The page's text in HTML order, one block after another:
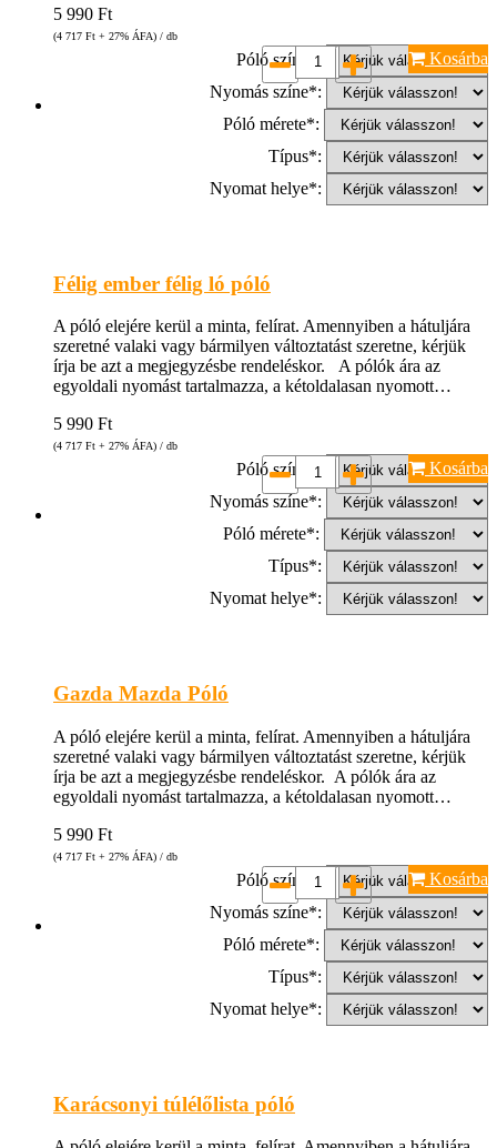
5 990 Ft
(4 717 Ft + 27% ÁFA) / db
Póló színe*:
Nyomás színe*:
Póló mérete*:
Típus*:
Nyomat helye*:
Kosárba
Félig ember félig ló póló
A póló elejére kerül a minta, felírat. Amennyiben a hátuljára
szeretné valaki vagy bármilyen változtatást szeretne, kérjük
írja be azt a megjegyzésbe rendeléskor. A pólók ára az
egyoldali nyomást tartalmazza, a kétoldalasan nyomott…
5 990 Ft
(4 717 Ft + 27% ÁFA) / db
Póló színe*:
Nyomás színe*:
Póló mérete*:
Típus*:
Nyomat helye*:
Kosárba
Gazda Mazda Póló
A póló elejére kerül a minta, felírat. Amennyiben a hátuljára
szeretné valaki vagy bármilyen változtatást szeretne, kérjük
írja be azt a megjegyzésbe rendeléskor. A pólók ára az
egyoldali nyomást tartalmazza, a kétoldalasan nyomott…
5 990 Ft
(4 717 Ft + 27% ÁFA) / db
Póló színe*:
Nyomás színe*:
Póló mérete*:
Típus*:
Nyomat helye*:
Kosárba
Karácsonyi túlélőlista póló